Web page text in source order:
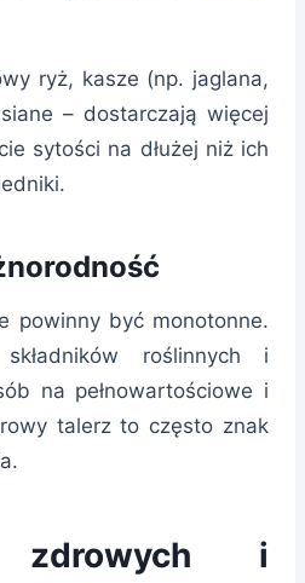
ryż, kasze (np. jaglana,
– dostarczają więcej
sytości na dłużej niż ich
powinny być monotonne.
roślinnych i
na pełnowartościowe i
talerz to często znak
zdrowych i